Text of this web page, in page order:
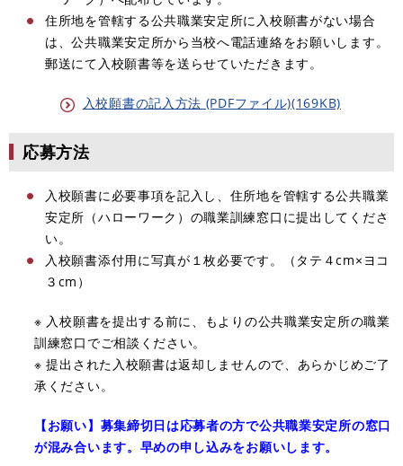
​住所地を管轄する公共職業安定所に入校願書がない場合
は、公共職業安定所から当校へ電話連絡をお願いします。
郵送にて入校願書等を送らせていただきます。
入校願書の記入方法 (PDFファイル)(169KB)
応募方法
入校願書に必要事項を記入し、住所地を管轄する公共職業
安定所（ハローワーク）の職業訓練窓口に提出してくださ
い。
入校願書添付用に写真が１枚必要です。（タテ４cm×ヨコ
３cm）
※ 入校願書を提出する前に、もよりの公共職業安定所の職業
訓練窓口でご相談ください。
※ 提出された入校願書は返却しませんので、あらかじめご了
承ください。​
【お願い】募集締切日は応募者の方で公共職業安定所の窓口
が混み合います。早めの申し込みをお願いします。